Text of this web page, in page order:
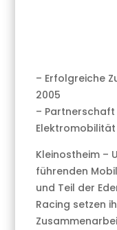
– Erfolgreiche
2005
–
Kleinostheim –
führenden
und Teil der
Racing setzen